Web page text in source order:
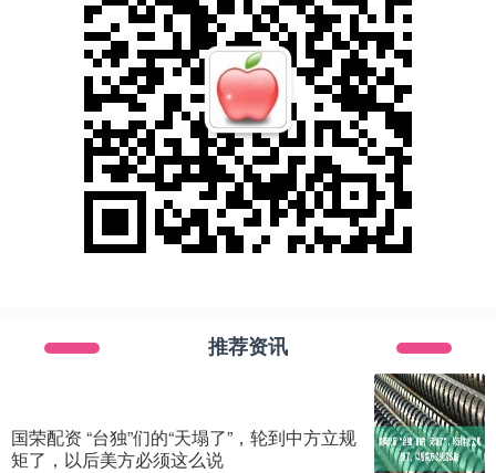
推荐资讯
国荣配资 “台独”们的“天塌了”，轮到中方立规
矩了，以后美方必须这么说